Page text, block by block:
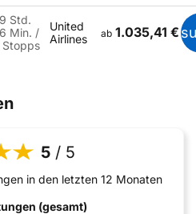
Std.
Min. /
Stopps
United
Airlines
ab 1.035,41 €
5 / 5
in den letzten 12 Monaten
(gesamt)